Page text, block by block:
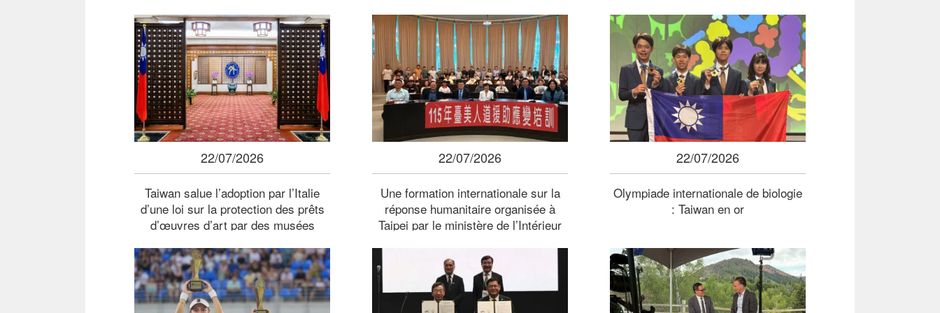
22/07/2026
Taiwan salue l’adoption par l’Italie
d’une loi sur la protection des prêts
d’œuvres d’art par des musées
22/07/2026
Une formation internationale sur la
réponse humanitaire organisée à
Taipei par le ministère de l’Intérieur
22/07/2026
Olympiade internationale de biologie
: Taiwan en or